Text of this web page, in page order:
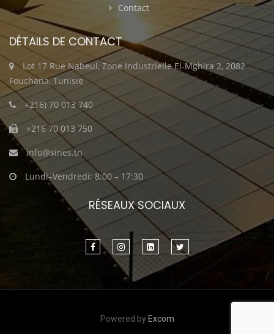
Contact
DÉTAILS DE CONTACT
Lot 17 Rue Nabeul, Zone Industrielle El-Mghira 2, 2082
Fouchana, Tunisie
+216) 70 013 740
+216 70 013 750
info@sines.tn
Lundi–Vendredi: 8:00 – 17:30
RÉSEAUX SOCIAUX
Powered by Excom